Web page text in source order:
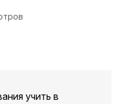
учить в